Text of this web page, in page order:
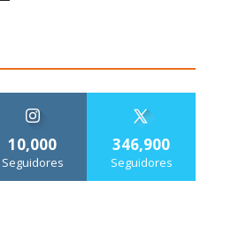
10,000
Seguidores
346,900
Seguidores